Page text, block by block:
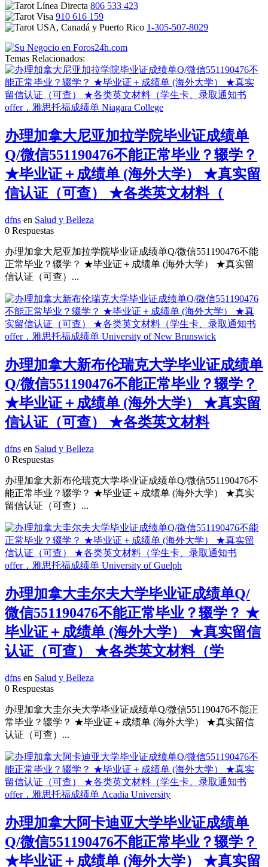
806 533 423
910 616 159
1-305-507-8029
Temas Relacionados:
办理加拿大尼亚加拉学院毕业证成绩单
Q/微信551190476不能正常毕业？辍学？
★毕业证＋成绩单 (海外大学） ★真实留
信认证（可查） ★各类英文材料（
dfns en Salud y Belleza
0 Respuestas
办理加拿大尼亚加拉学院毕业证成绩单Q/微信551190476不能
正常毕业？辍学？ ★毕业证＋成绩单 (海外大学） ★真实留
信认证（可查）...
办理加拿大新布伦瑞克大学毕业证成绩单
Q/微信551190476不能正常毕业？辍学？
★毕业证＋成绩单 (海外大学） ★真实留
信认证（可查） ★各类英文材料
dfns en Salud y Belleza
0 Respuestas
办理加拿大新布伦瑞克大学毕业证成绩单Q/微信551190476不
能正常毕业？辍学？ ★毕业证＋成绩单 (海外大学） ★真实
留信认证（可查）...
办理加拿大圭尔夫大学毕业证成绩单Q/
微信551190476不能正常毕业？辍学？ ★
毕业证＋成绩单 (海外大学） ★真实留信
认证（可查） ★各类英文材料（学
dfns en Salud y Belleza
0 Respuestas
办理加拿大圭尔夫大学毕业证成绩单Q/微信551190476不能正
常毕业？辍学？ ★毕业证＋成绩单 (海外大学） ★真实留信
认证（可查）...
办理加拿大阿卡迪亚大学毕业证成绩单
Q/微信551190476不能正常毕业？辍学？
★毕业证＋成绩单 (海外大学） ★真实留